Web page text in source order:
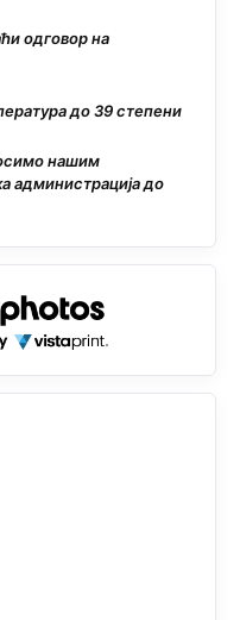
одговор на
до 39 степени
нашим
администрација до